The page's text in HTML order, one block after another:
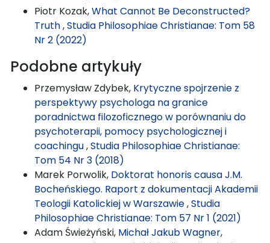
Piotr Kozak,What Cannot Be Deconstructed?
Truth,Studia Philosophiae Christianae: Tom 58
Nr 2 (2022)
Podobne artykuły
Przemysław Zdybek, Krytyczne spojrzenie z
perspektywy psychologa na granice
poradnictwa filozoficznego w porównaniu do
psychoterapii, pomocy psychologicznej i
coachingu,Studia Philosophiae Christianae:
Tom 54 Nr 3 (2018)
Marek Porwolik, Doktorat honoris causa J.M.
Bocheńskiego. Raport z dokumentacji Akademii
Teologii Katolickiej w Warszawie,Studia
Philosophiae Christianae: Tom 57 Nr 1 (2021)
Adam Świeżyński, Michał Jakub Wagner,